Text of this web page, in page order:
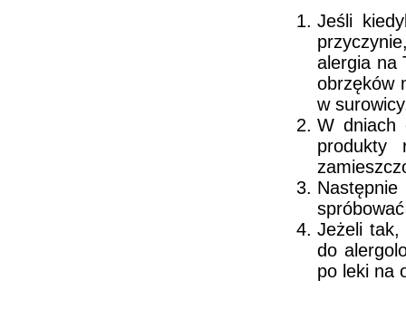
Jeśli
alergia na
obrzęków
w
W dniach
produkty
Jeżeli tak,
do
po leki na